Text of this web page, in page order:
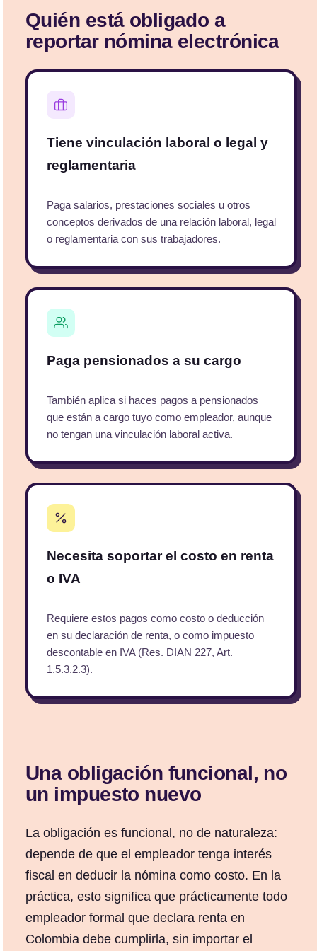
Quién está obligado a
reportar nómina electrónica
Tiene vinculación laboral o legal y
reglamentaria
Paga salarios, prestaciones sociales u otros
conceptos derivados de una relación laboral, legal
o reglamentaria con sus trabajadores.
Paga pensionados a su cargo
También aplica si haces pagos a pensionados
que están a cargo tuyo como empleador, aunque
no tengan una vinculación laboral activa.
Necesita soportar el costo en renta
o IVA
Requiere estos pagos como costo o deducción
en su declaración de renta, o como impuesto
descontable en IVA (Res. DIAN 227, Art.
1.5.3.2.3).
Una obligación funcional, no
un impuesto nuevo
La obligación es funcional, no de naturaleza:
depende de que el empleador tenga interés
fiscal en deducir la nómina como costo. En la
práctica, esto significa que prácticamente todo
empleador formal que declara renta en
Colombia debe cumplirla, sin importar el